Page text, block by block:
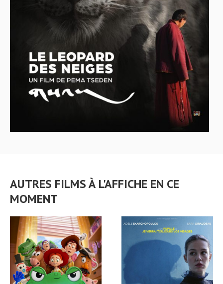
AUTRES FILMS À L'AFFICHE EN CE
MOMENT